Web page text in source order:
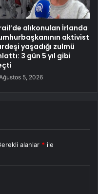
alıkonulan İrlanda
aktivist
yaşadığı zulmü
3 gün 5 yıl gibi
5, 2026
alanlar * ile